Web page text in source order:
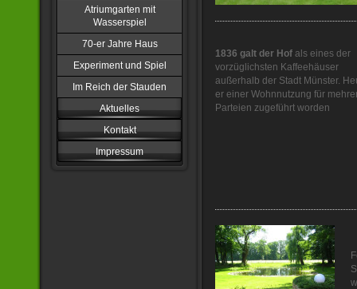
Atriumgarten mit
Wasserspiel
70-er Jahre Haus
Experiment und Spiel
Im Reich der Stauden
Aktuelles
Kontakt
Impressum
1836 galt der Hof als eines der
vorzüglichsten Kaffeehäuser
außerhalb der Stadt Münster.
er einer Wohnnutzung für
Parteien zugeführt worden